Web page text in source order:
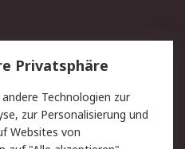
Lieferlösungen
Kontakt
Privatsphäre
Technologien zur
zur Personalisierung und
Websites von